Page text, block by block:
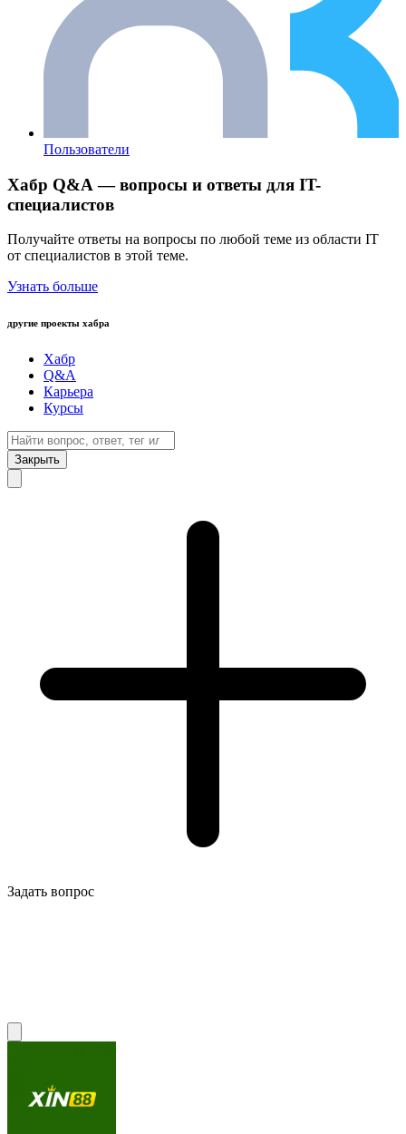
Пользователи
Хабр Q&A — вопросы и ответы для IT-
специалистов
Получайте ответы на вопросы по любой теме из области IT
от специалистов в этой теме.
Узнать больше
другие проекты хабра
Хабр
Q&A
Карьера
Курсы
Закрыть
Задать вопрос